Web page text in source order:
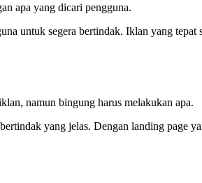
apa yang dicari pengguna.
untuk segera bertindak. Iklan yang tepat
namun bingung harus melakukan apa.
yang jelas. Dengan landing page